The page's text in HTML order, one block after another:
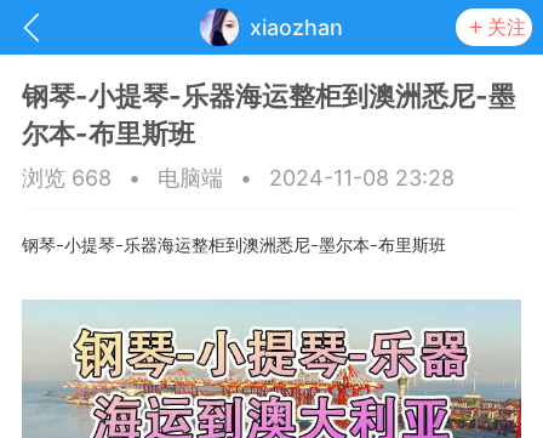
xiaozhan 关注
钢琴-小提琴-乐器海运整柜到澳洲悉尼-墨
尔本-布里斯班
浏览 668 • 电脑端 • 2024-11-08 23:28
钢琴–小提琴– 乐器海运整柜到澳洲悉尼–墨尔本–布里斯班